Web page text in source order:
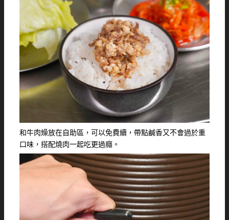
和牛肉燥放在自助區，可以免費續，帶點鹹香又不會過於重
口味，搭配燒肉一起吃更過癮。